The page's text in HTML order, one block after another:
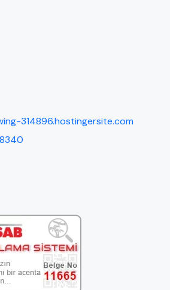
314896.hostingersite.com